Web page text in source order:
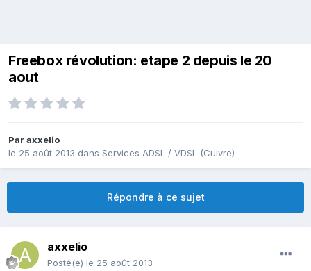
Freebox révolution: etape 2 depuis le 20
aout
Paraxxelio
le 25 août 2013 dans Services ADSL / VDSL (Cuivre)
Répondre à ce sujet
axxelio
Posté(e) le 25 août 2013